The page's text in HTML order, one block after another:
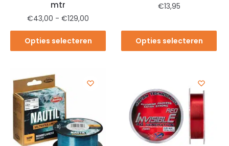
mtr
€43,00 - €129,00
Opties selecteren
€13,95
Opties selecteren